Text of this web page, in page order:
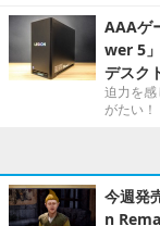
AAAゲ
wer 5
デスク
迫力を
がたい！
今週発
n